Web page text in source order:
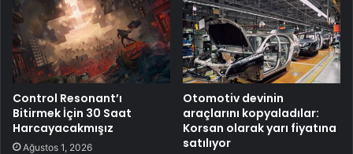
Control Resonant’ı
Bitirmek İçin 30 Saat
Harcayacakmışız
Ağustos 1, 2026
Otomotiv devinin
araçlarını kopyaladılar:
Korsan olarak yarı fiyatına
satılıyor